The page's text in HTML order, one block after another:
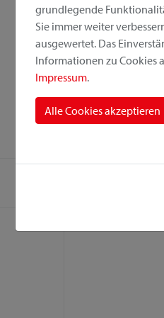
grundlegende
Sie immer weiter
ausgewertet. Das
Informationen zu Cookies
Impressum.
Alle Cookies akzeptieren